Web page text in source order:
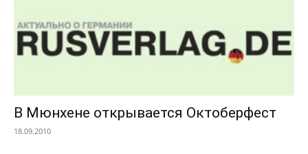
В Мюнхене открывается Октоберфест
18.09.2010